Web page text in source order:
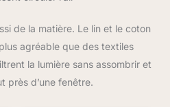
de la marque
de la matière. Le lin et le coton
agréable que des textiles
la lumière sans assombrir et
près d’une fenêtre.